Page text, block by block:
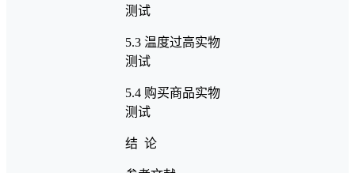
测试
5.3 温度过高实物
测试
5.4 购买商品实物
测试
结 论